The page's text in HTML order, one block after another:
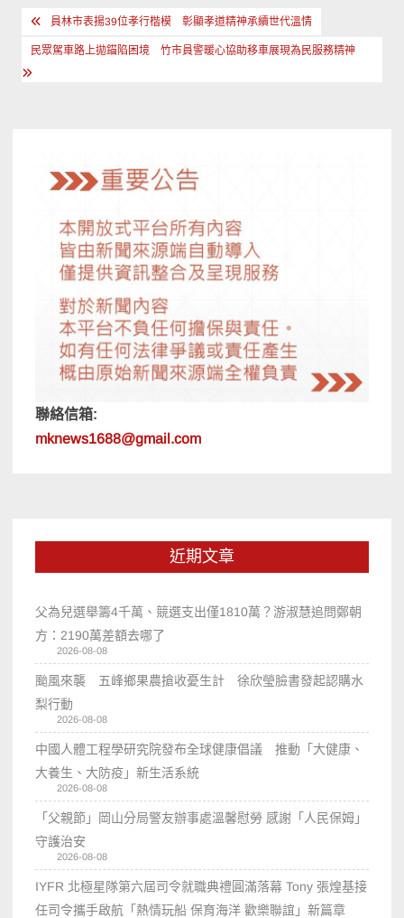
文
章
導
員林市表揚39位孝行楷模 彰顯孝道精神承續世代溫情
民眾駕車路上拋錨陷困境 竹市員警暖心協助移車展現為民服務精神
聯絡信箱:
mknews1688@gmail.com
近期文章
父為兒選舉籌4千萬、競選支出僅1810萬？游淑慧追問鄭朝
方：2190萬差額去哪了
2026-08-08
颱風來襲 五峰鄉果農搶收憂生計 徐欣瑩臉書發起認購水
梨行動
2026-08-08
中國人體工程學研究院發布全球健康倡議 推動「大健康、
大養生、大防疫」新生活系統
2026-08-08
「父親節」岡山分局警友辦事處溫馨慰勞 感謝「人民保姆」
守護治安
2026-08-08
IYFR 北極星隊第六屆司令就職典禮圓滿落幕 Tony 張煌基接
任司令攜手啟航「熱情玩船 保育海洋 歡樂聯誼」新篇章